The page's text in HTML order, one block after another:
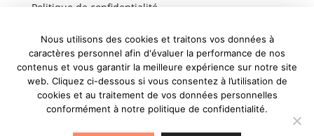
Politique de confidentialité
Liens rapides
Boutique
Nous utilisons des cookies et traitons vos données à
caractères personnel afin d'évaluer la performance de nos
contenus et vous garantir la meilleure expérience sur notre site
web. Cliquez ci-dessous si vous consentez à l’utilisation de
cookies et au traitement de vos données personnelles
conformément à notre politique de confidentialité.